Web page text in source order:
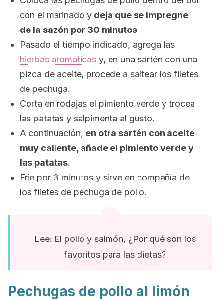
con el marinado y deja que se impregne
de la sazón por 30 minutos.
Pasado el tiempo indicado, agrega las
hierbas aromáticas y, en una sartén con una
pizca de aceite, procede a saltear los filetes
de pechuga.
Corta en rodajas el pimiento verde y trocea
las patatas y salpimenta al gusto.
A continuación, en otra sartén con aceite
muy caliente, añade el pimiento verde y
las patatas.
Fríe por 3 minutos y sirve en compañía de
los filetes de pechuga de pollo.
Lee: El pollo y salmón, ¿Por qué son los
favoritos para las dietas?
Pechugas de pollo al limón